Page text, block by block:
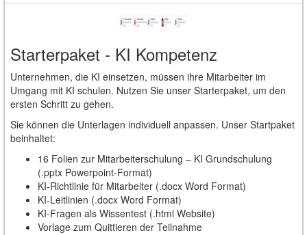
Starterpaket - KI Kompetenz
Unternehmen, die KI einsetzen, müssen ihre Mitarbeiter im
Umgang mit KI schulen. Nutzen Sie unser Starterpaket, um den
ersten Schritt zu gehen.
Sie können die Unterlagen individuell anpassen. Unser Startpaket
beinhaltet:
16 Folien zur Mitarbeiterschulung – KI Grundschulung
(.pptx Powerpoint-Format)
KI-Richtlinie für Mitarbeiter (.docx Word Format)
KI-Leitlinien (.docx Word Format)
KI-Fragen als Wissentest (.html Website)
Vorlage zum Quittieren der Teilnahme